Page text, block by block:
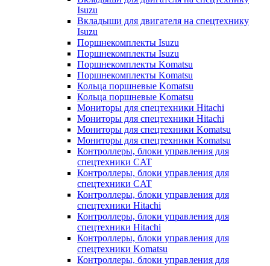
Isuzu
Вкладыши для двигателя на спецтехнику
Isuzu
Поршнекомплекты Isuzu
Поршнекомплекты Isuzu
Поршнекомплекты Komatsu
Поршнекомплекты Komatsu
Кольца поршневые Komatsu
Кольца поршневые Komatsu
Мониторы для спецтехники Hitachi
Мониторы для спецтехники Hitachi
Мониторы для спецтехники Komatsu
Мониторы для спецтехники Komatsu
Контроллеры, блоки управления для
спецтехники CAT
Контроллеры, блоки управления для
спецтехники CAT
Контроллеры, блоки управления для
спецтехники Hitachi
Контроллеры, блоки управления для
спецтехники Hitachi
Контроллеры, блоки управления для
спецтехники Komatsu
Контроллеры, блоки управления для